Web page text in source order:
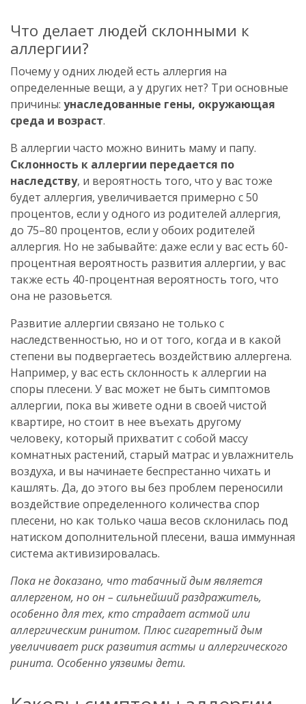
Что делает людей склонными к
аллергии?
Почему у одних людей есть аллергия на
определенные вещи, а у других нет? Три основные
причины: унаследованные гены, окружающая
среда и возраст.
В аллергии часто можно винить маму и папу.
Склонность к аллергии передается по
наследству, и вероятность того, что у вас тоже
будет аллергия, увеличивается примерно с 50
процентов, если у одного из родителей аллергия,
до 75–80 процентов, если у обоих родителей
аллергия. Но не забывайте: даже если у вас есть 60-
процентная вероятность развития аллергии, у вас
также есть 40-процентная вероятность того, что
она не разовьется.
Развитие аллергии связано не только с
наследственностью, но и от того, когда и в какой
степени вы подвергаетесь воздействию аллергена.
Например, у вас есть склонность к аллергии на
споры плесени. У вас может не быть симптомов
аллергии, пока вы живете одни в своей чистой
квартире, но стоит в нее въехать другому
человеку, который прихватит с собой массу
комнатных растений, старый матрас и увлажнитель
воздуха, и вы начинаете беспрестанно чихать и
кашлять. Да, до этого вы без проблем переносили
воздействие определенного количества спор
плесени, но как только чаша весов склонилась под
натиском дополнительной плесени, ваша иммунная
система активизировалась.
Пока не доказано, что табачный дым является
аллергеном, но он – сильнейший раздражитель,
особенно для тех, кто страдает астмой или
аллергическим ринитом. Плюс сигаретный дым
увеличивает риск развития астмы и аллергического
ринита. Особенно уязвимы дети.